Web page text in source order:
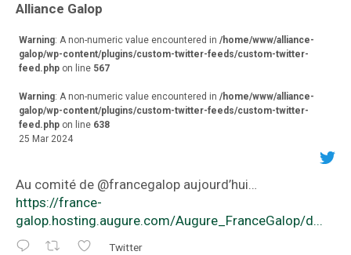
Alliance Galop
Warning: A non-numeric value encountered in /home/www/alliance-
galop/wp-content/plugins/custom-twitter-feeds/custom-twitter-
feed.php on line 567
Warning: A non-numeric value encountered in /home/www/alliance-
galop/wp-content/plugins/custom-twitter-feeds/custom-twitter-
feed.php on line 638
25 Mar 2024
Au comité de ⁦@francegalop⁩ aujourd’hui…
https://france-
galop.hosting.augure.com/Augure_FranceGalop/d...
Twitter